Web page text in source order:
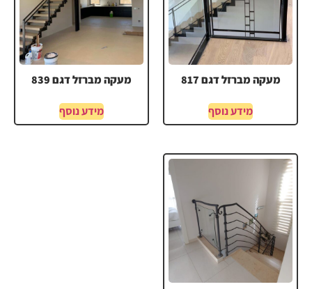
מעקה מברזל דגם 817
מידע נוסף
מעקה מברזל דגם 839
מידע נוסף